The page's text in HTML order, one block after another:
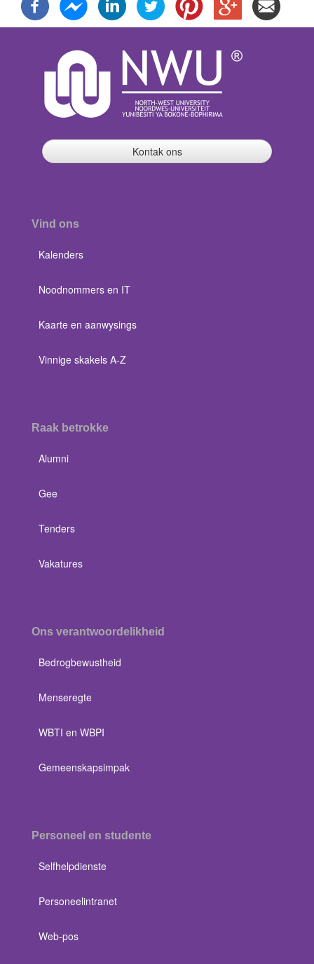
Kontak ons
Vind ons
Kalenders
Noodnommers en IT
Kaarte en aanwysings
Vinnige skakels A-Z
Raak betrokke
Alumni
Gee
Tenders
Vakatures
Ons verantwoordelikheid
Bedrogbewustheid
Menseregte
WBTI en WBPI
Gemeenskapsimpak
Personeel en studente
Selfhelpdienste
Personeelintranet
Web-pos